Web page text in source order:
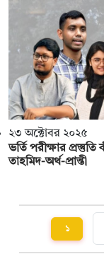
২৩ অক্টোবর ২০২৫
ভর্তি পরীক্ষার
তাহমিদ-অর্থ-প্রান্তী
১